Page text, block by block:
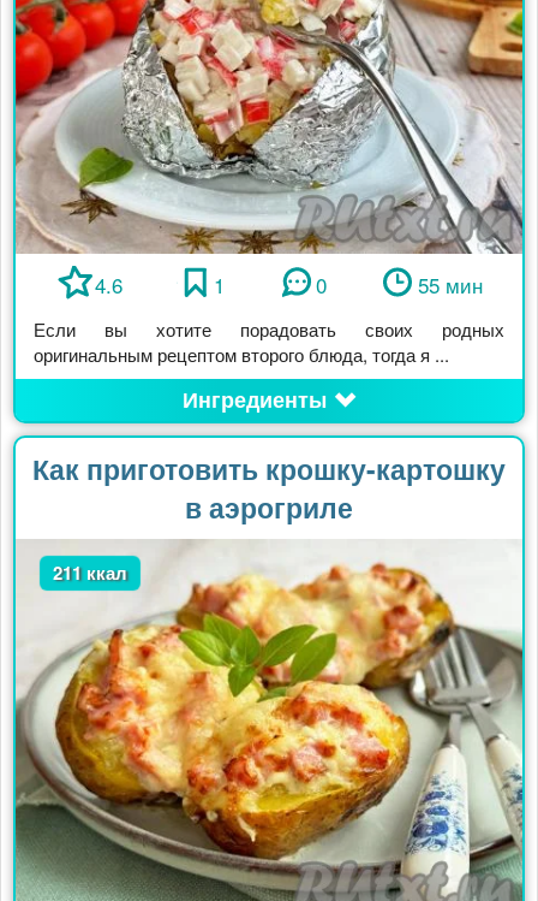
4.6 1 0 55 мин
Если вы хотите порадовать своих родных
оригинальным рецептом второго блюда, тогда я ...
Ингредиенты
Как приготовить крошку-картошку
в аэрогриле
211 ккал